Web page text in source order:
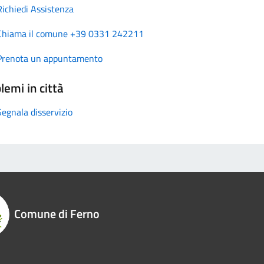
Assistenza
il comune +39 0331 242211
un appuntamento
in città
disservizio
Comune di Ferno